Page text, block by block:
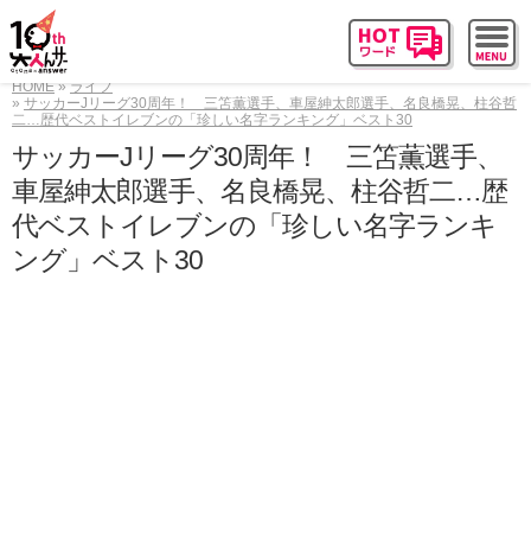
HOME
ライフ
サッカーJリーグ30周年！ 三笘薫選手、車屋紳太郎選手、名良橋晃、柱谷哲
二…歴代ベストイレブンの「珍しい名字ランキング」ベスト30
サッカーJリーグ30周年！ 三笘薫選手、
車屋紳太郎選手、名良橋晃、柱谷哲二…歴
代ベストイレブンの「珍しい名字ランキ
ング」ベスト30